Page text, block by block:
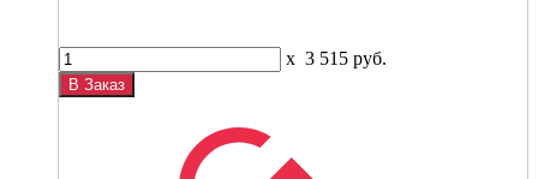
x 3 515 руб.